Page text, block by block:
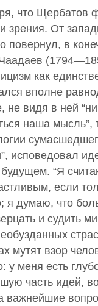
что Щербатов
зрения. От
повернул, в
как
вполне
не видя в ней
наша мысль”,
исповедовал
будущем. “Я
если
я думаю, что
и судить
мутят взор
у меня есть
часть идей,
важнейшие